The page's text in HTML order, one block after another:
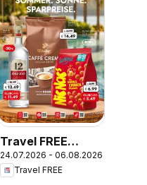
Travel FREE
Flugblatt
24.07.2026 - 06.08.2026
Travel FREE